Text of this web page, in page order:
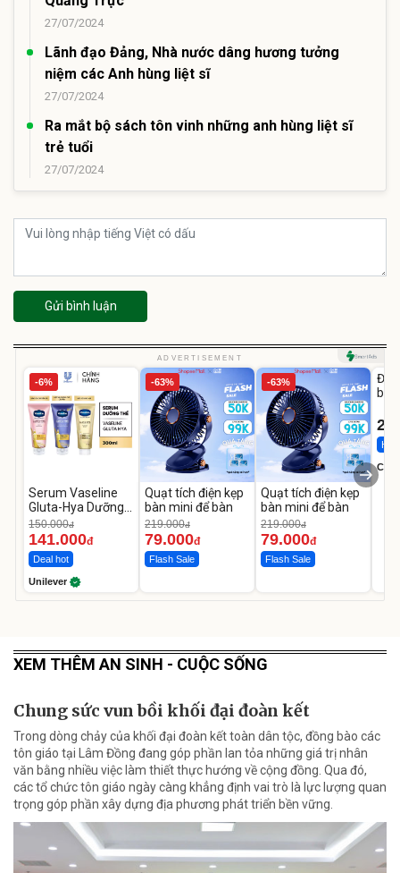
27/07/2024
Lãnh đạo Đảng, Nhà nước dâng hương tưởng
niệm các Anh hùng liệt sĩ
27/07/2024
Ra mắt bộ sách tôn vinh những anh hùng liệt sĩ
trẻ tuổi
27/07/2024
Gửi bình luận
ADVERTISEMENT
-6%
Serum Vaseline
Gluta-Hya Dưỡng
Da Sáng Mịn Sau 7
Ngày
150.000đ
141.000đ
Deal hot
Unilever
-63%
Quạt tích điện kẹp
bàn mini để bàn
219.000đ
79.000đ
Flash Sale
-63%
Quạt tích điện kẹp
bàn mini để bàn
219.000đ
79.000đ
Flash Sale
Đai
bé
Hot
XEM THÊM AN SINH - CUỘC SỐNG
Chung sức vun bồi khối đại đoàn kết
Trong dòng chảy của khối đại đoàn kết toàn dân tộc, đồng bào các
tôn giáo tại Lâm Đồng đang góp phần lan tỏa những giá trị nhân
văn bằng nhiều việc làm thiết thực hướng về cộng đồng. Qua đó,
các tổ chức tôn giáo ngày càng khẳng định vai trò là lực lượng quan
trọng góp phần xây dựng địa phương phát triển bền vững.